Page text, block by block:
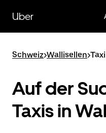
zum
Hauptinhalt
Uber
Schweiz>Wallisellen>
Auf der
Taxis in